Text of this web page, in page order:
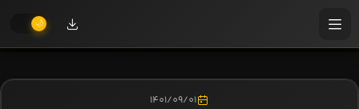
1401/09/01